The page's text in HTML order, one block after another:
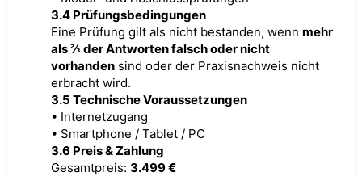
3.4 Prüfungsbedingungen
Eine Prüfung gilt als nicht bestanden, wenn mehr
als ⅔ der Antworten falsch oder nicht
vorhanden sind oder der Praxisnachweis nicht
erbracht wird.
3.5 Technische Voraussetzungen
• Internetzugang
• Smartphone / Tablet / PC
3.6 Preis & Zahlung
Gesamtpreis: 3.499 €